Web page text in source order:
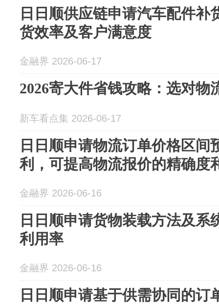
日日顺供应链申请汽车配件补
货效率及客户满意度
金融界 2026-06-17
2026寄大件省钱攻略：选对物
新车看点集 2026-06-17
日日顺申请物流订单价格区间
利，可提高物流报价的精确度
金融界 2026-06-16
日日顺申请货物装载方法及系
利用率
金融界 2026-06-16
日日顺申请基于供需协同的订